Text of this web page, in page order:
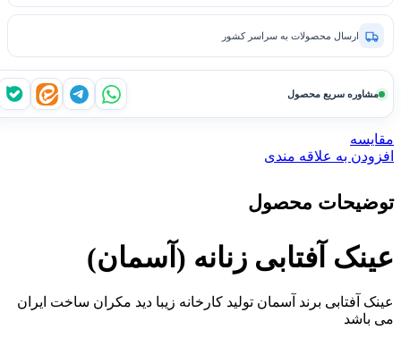
ارسال محصولات به سراسر کشور
مشاوره سریع محصول واتساپتلگرامایتا بله
مقايسه
افزودن به علاقه مندی
توضیحات محصول
عینک آفتابی زنانه (آسمان)
عینک آفتابی برند آسمان تولید کارخانه زیبا دید مکران ساخت ایران
می باشد